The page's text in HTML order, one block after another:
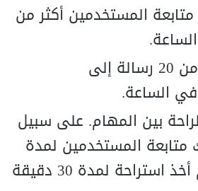
متابعة المستخدمين أكثر من
لا ترسل أكثر من 20 رسالة إلى
الساعة.
بين المهام. على سبيل
متابعة المستخدمين لمدة
30 دقيقة، ثم أخذ استراحة لمدة 30 دقيقة